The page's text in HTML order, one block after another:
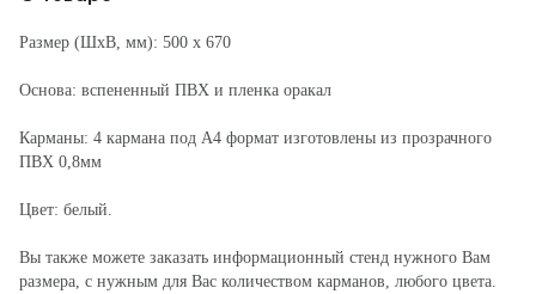
Размер (ШхВ, мм): 500 х 670
Основа: вспененный ПВХ и пленка оракал
Карманы: 4 кармана под А4 формат изготовлены из прозрачного
ПВХ 0,8мм
Цвет: белый.
Вы также можете заказать информационный стенд нужного Вам
размера, с нужным для Вас количеством карманов, любого цвета.